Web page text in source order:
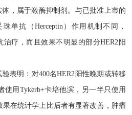
，属于激酶抑制剂。与已批准上市的
单抗（Herceptin）作用机制不同，
治疗，而且效果不明显的部分HER2阳
表明：对400名HER2阳性晚期或转移
使用Tykerb+卡培他滨，另一半只使用
在统计学上比后者有显著改善，肿瘤